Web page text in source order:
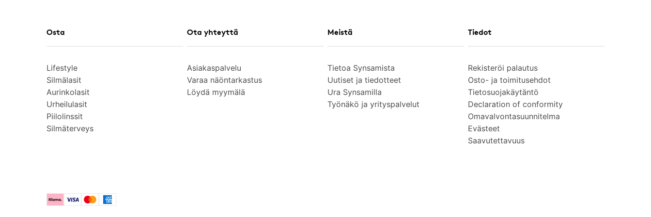
Osta
Lifestyle
Silmälasit
Aurinkolasit
Urheilulasit
Piilolinssit
Silmäterveys
Ota yhteyttä
Asiakaspalvelu
Varaa näöntarkastus
Löydä myymälä
Meistä
Tietoa Synsamista
Uutiset ja tiedotteet
Ura Synsamilla
Työnäkö ja yrityspalvelut
Tiedot
Rekisteröi palautus
Osto- ja toimitusehdot
Tietosuojakäytäntö
Declaration of conformity
Omavalvontasuunnitelma
Evästeet
Saavutettavuus
KlarnaVisa MastercardAmerican Express